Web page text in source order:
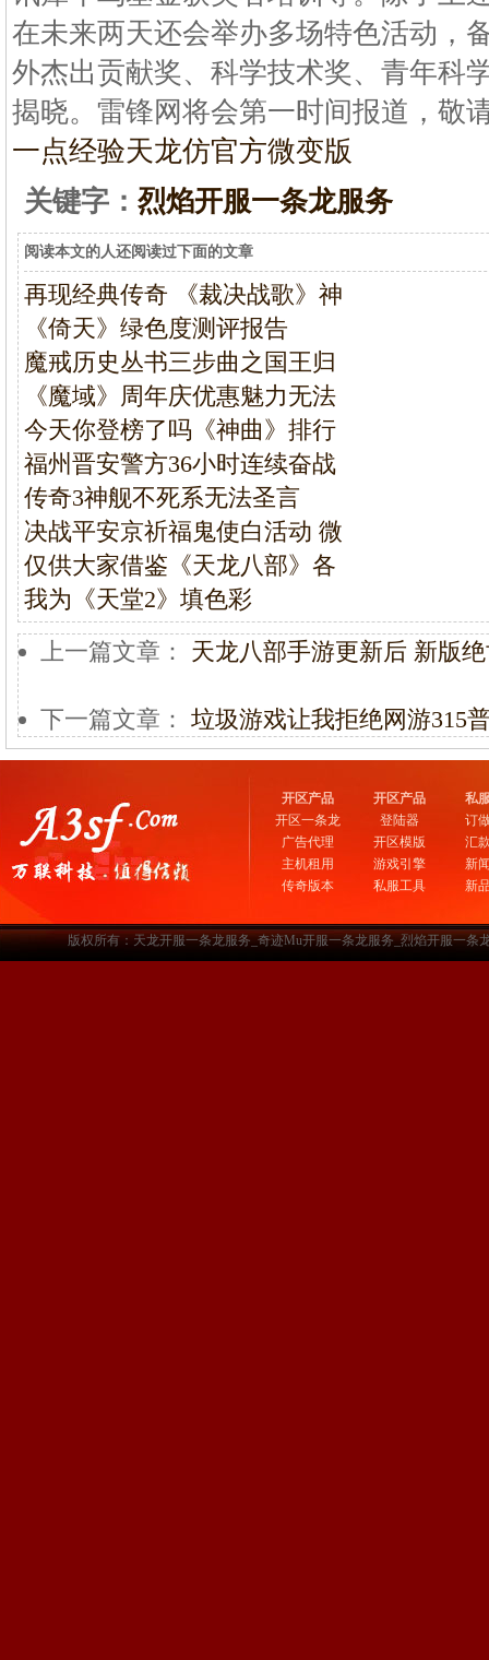
在未来两天还会举办多场特色活动，
外杰出贡献奖、科学技术奖、青年科
揭晓。雷锋网将会第一时间报道，敬
一点经验天龙仿官方微变版
关键字： 烈焰开服一条龙服务
阅读本文的人还阅读过下面的文章
再现经典传奇 《裁决战歌》神
《倚天》绿色度测评报告
魔戒历史丛书三步曲之国王归
《魔域》周年庆优惠魅力无法
今天你登榜了吗《神曲》排行
福州晋安警方36小时连续奋战
传奇3神舰不死系无法圣言
决战平安京祈福鬼使白活动 微
仅供大家借鉴《天龙八部》各
我为《天堂2》填色彩
上一篇文章： 天龙八部手游更新后 新版
下一篇文章： 垃圾游戏让我拒绝网游315
开区产品
开区一条龙
广告代理
主机租用
传奇版本
开区产品
登陆器
开区模版
游戏引擎
私服工具
私
订
汇
新
新
版权所有：天龙开服一条龙服务_奇迹Mu开服一条龙服务_烈焰开服一条